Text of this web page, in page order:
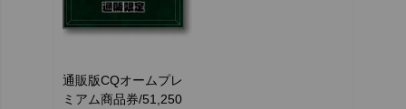
通販版CQオームプレ
ミアム商品券/51,250